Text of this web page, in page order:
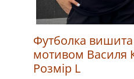
Футболка
мотивом Василя
Розмір L